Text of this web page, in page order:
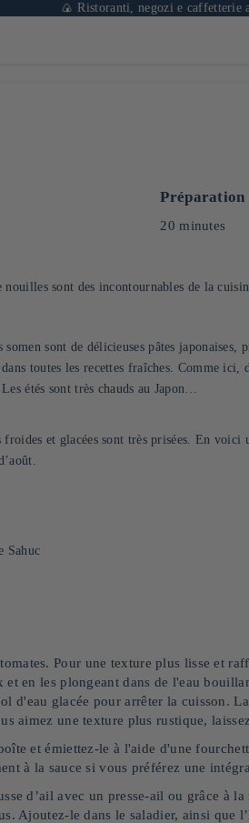
🍙 Ristoranti, negozi e caffetterie a
Préparation
20 minutes
nouilles sont des incontournables de la
somen sont de délicieuses pâtes
toutes les recettes fraîches. Comme ici,
étés sont très chauds au Japon…
froides et glacées sont très prisées. En
Sahuc
Pour une texture plus lisse et
en les plongeant dans de l'eau
d'eau glacée pour arrêter la cuisson.
aimez une texture plus rustique,
et émiettez-le à l'aide d'une
à la sauce si vous préférez une
d’ail avec un presse-ail ou grâce à
Ajoutez-le dans le saladier, ainsi que